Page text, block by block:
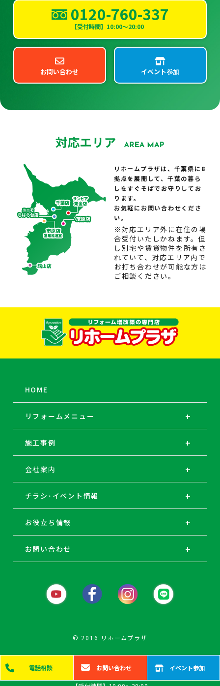
電話相談 お問い合わせ イベント参加
0120-760-337
【受付時間】10:00～20:00
お問い合わせ イベント参加
リホームプラザは、千葉県に8
拠点を展開して、千葉の暮ら
しをすぐそばでお守りしてお
ります。
お気軽にお問い合わせくださ
い。
※対応エリア外に在住の場
合受付いたしかねます。但
し別宅や賃貸物件を所有さ
れていて、対応エリア内で
お打ち合わせが可能な方は
ご相談ください。
HOME
リフォームメニュー
施工事例
会社案内
チラシ･イベント情報
お役立ち情報
お問い合わせ
© 2016 リホームプラザ